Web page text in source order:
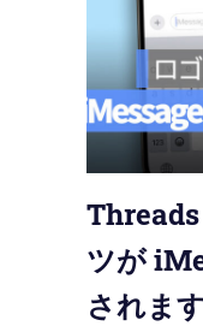
ツが
されま